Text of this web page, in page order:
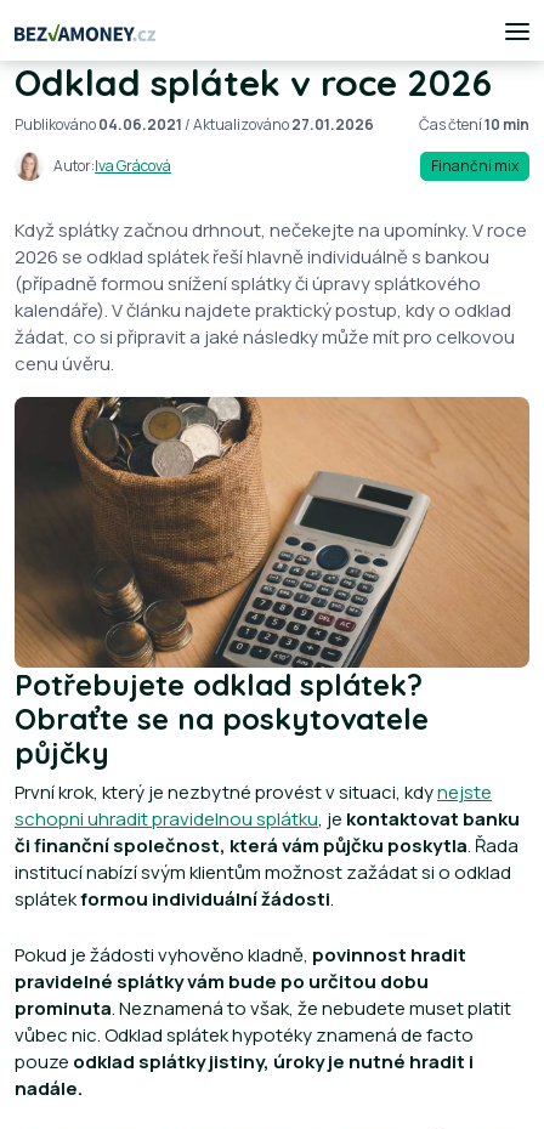
Odklad splátek v roce 2026
Publikováno04.06.2021/ Aktualizováno27.01.2026 Čas čtení10 min
Autor:Iva Grácová Finanční mix
Když splátky začnou drhnout, nečekejte na upomínky. V roce
2026 se odklad splátek řeší hlavně individuálně s bankou
(případně formou snížení splátky či úpravy splátkového
kalendáře). V článku najdete praktický postup, kdy o odklad
žádat, co si připravit a jaké následky může mít pro celkovou
cenu úvěru.
Potřebujete odklad splátek?
Obraťte se na poskytovatele
půjčky
První krok, který je nezbytné provést v situaci, kdynejste
schopni uhradit pravidelnou splátku, je kontaktovat banku
či finanční společnost, která vám půjčku poskytla. Řada
institucí nabízí svým klientům možnost zažádat si o odklad
splátekformou individuální žádosti.
Pokud je žádosti vyhověno kladně, povinnost hradit
pravidelné splátky vám bude po určitou dobu
prominuta. Neznamená to však, že nebudete muset platit
vůbec nic. Odklad splátek hypotéky znamená de facto
pouze odklad splátky jistiny, úroky je nutné hradit i
nadále.